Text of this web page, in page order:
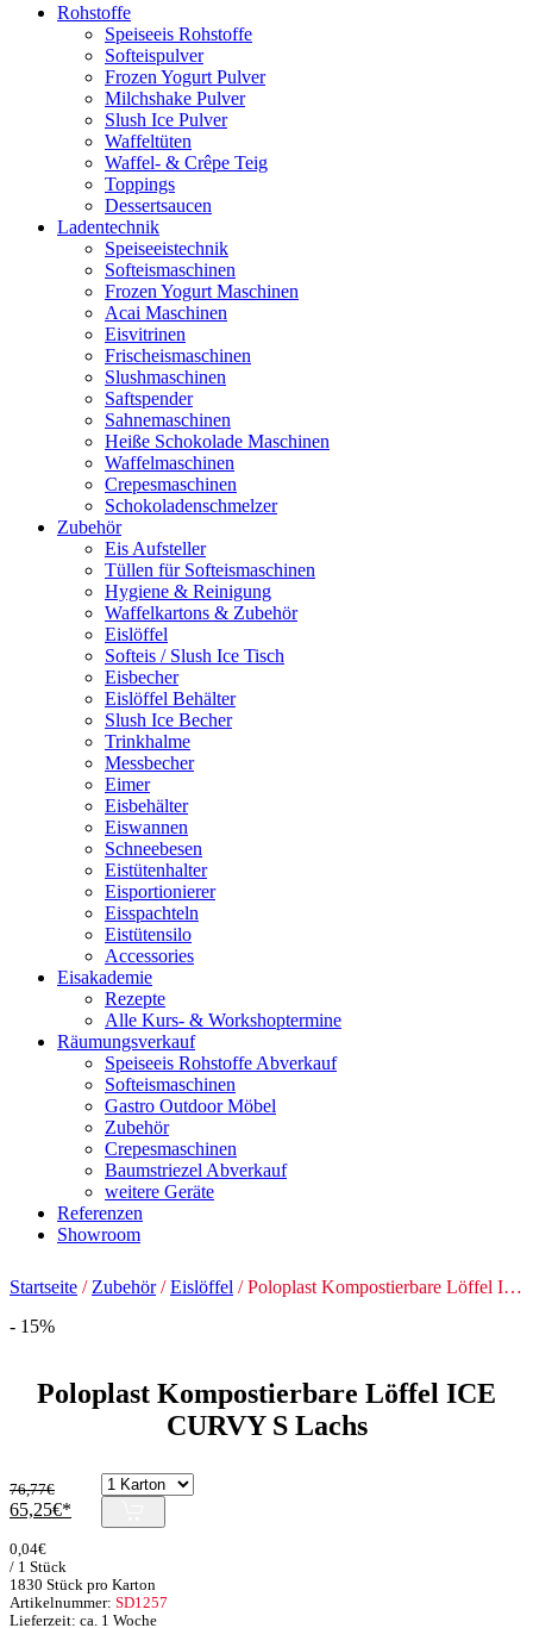
Rohstoffe
Speiseeis Rohstoffe
Softeispulver
Frozen Yogurt Pulver
Milchshake Pulver
Slush Ice Pulver
Waffeltüten
Waffel- & Crêpe Teig
Toppings
Dessertsaucen
Ladentechnik
Speiseeistechnik
Softeismaschinen
Frozen Yogurt Maschinen
Acai Maschinen
Eisvitrinen
Frischeismaschinen
Slushmaschinen
Saftspender
Sahnemaschinen
Heiße Schokolade Maschinen
Waffelmaschinen
Crepesmaschinen
Schokoladenschmelzer
Zubehör
Eis Aufsteller
Tüllen für Softeismaschinen
Hygiene & Reinigung
Waffelkartons & Zubehör
Eislöffel
Softeis / Slush Ice Tisch
Eisbecher
Eislöffel Behälter
Slush Ice Becher
Trinkhalme
Messbecher
Eimer
Eisbehälter
Eiswannen
Schneebesen
Eistütenhalter
Eisportionierer
Eisspachteln
Eistütensilo
Accessories
Eisakademie
Rezepte
Alle Kurs- & Workshoptermine
Räumungsverkauf
Speiseeis Rohstoffe Abverkauf
Softeismaschinen
Gastro Outdoor Möbel
Zubehör
Crepesmaschinen
Baumstriezel Abverkauf
weitere Geräte
Referenzen
Showroom
Startseite / Zubehör/Eislöffel / Poloplast Kompostierbare Löffel ICE CURVY S Lachs
- 15%
Poloplast Kompostierbare Löffel ICE
CURVY S Lachs
76,77€
Ursprünglicher
war:
76,77€
65,25€
Preis
1830 Stück pro Karton
Artikelnummer: SD1257
0,04€
/ 1 Stück
Lieferzeit: ca. 1 Woche